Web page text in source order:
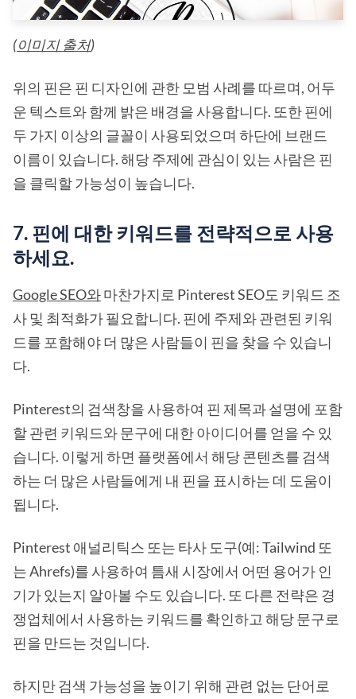
(이미지 출처)
위의 핀은 핀 디자인에 관한 모범 사례를 따르며, 어두
운 텍스트와 함께 밝은 배경을 사용합니다. 또한 핀에
두 가지 이상의 글꼴이 사용되었으며 하단에 브랜드
이름이 있습니다. 해당 주제에 관심이 있는 사람은 핀
을 클릭할 가능성이 높습니다.
7. 핀에 대한 키워드를 전략적으로 사용
하세요.
Google SEO와마찬가지로 Pinterest SEO도 키워드 조
사 및 최적화가 필요합니다. 핀에 주제와 관련된 키워
드를 포함해야 더 많은 사람들이 핀을 찾을 수 있습니
다.
Pinterest의 검색창을 사용하여 핀 제목과 설명에 포함
할 관련 키워드와 문구에 대한 아이디어를 얻을 수 있
습니다. 이렇게 하면 플랫폼에서 해당 콘텐츠를 검색
하는 더 많은 사람들에게 내 핀을 표시하는 데 도움이
됩니다.
Pinterest 애널리틱스 또는 타사 도구(예: Tailwind 또
는 Ahrefs)를 사용하여 틈새 시장에서 어떤 용어가 인
기가 있는지 알아볼 수도 있습니다. 또 다른 전략은 경
쟁업체에서 사용하는 키워드를 확인하고 해당 문구로
핀을 만드는 것입니다.
하지만 검색 가능성을 높이기 위해 관련 없는 단어로